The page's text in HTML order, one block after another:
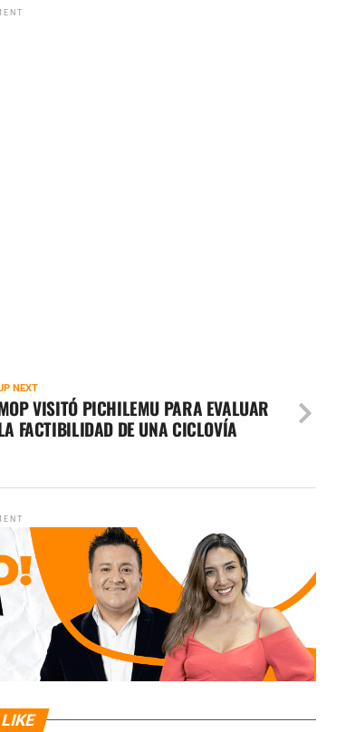
NEXT
VISITÓ PICHILEMU PARA EVALUAR
FACTIBILIDAD DE UNA CICLOVÍA
LIKE